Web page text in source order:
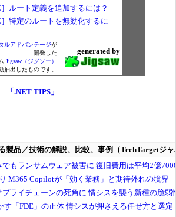
］ルート定義を追加するには？
］特定のルートを無効化するに
ルアドバンテージが
開発した
Jigsaw（ジグソー）
抽出したものです。
generated by
「.NET TIPS」